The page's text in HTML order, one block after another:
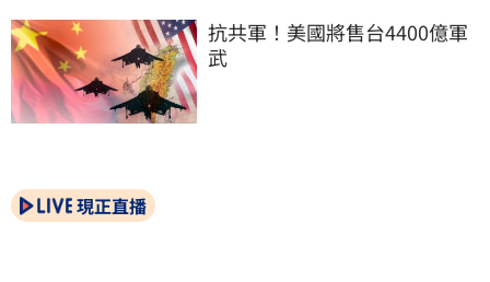
抗共軍！美國將售台4400億軍
武
現正直播